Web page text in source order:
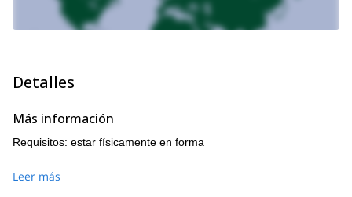
Detalles
Más información
Requisitos: estar físicamente en forma
Leer más